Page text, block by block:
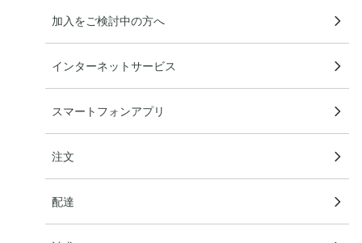
加入をご検討中の方へ
インターネットサービス
スマートフォンアプリ
注文
配達